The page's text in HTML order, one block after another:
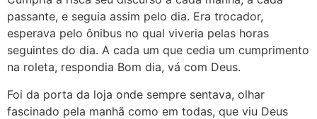
passante, e seguia assim pelo dia. Era trocador,
esperava pelo ônibus no qual viveria pelas horas
seguintes do dia. A cada um que cedia um cumprimento
na roleta, respondia Bom dia, vá com Deus.
Foi da porta da loja onde sempre sentava, olhar
fascinado pela manhã como em todas, que viu Deus